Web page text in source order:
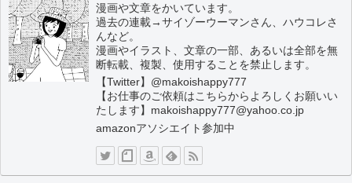
漫画や文章をかいています。
過去の連載→サイゾーウーマンさん、ハウコレさ
んなど。
漫画やイラスト、文章の一部、あるいは全部を無
断転載、複製、使用することを禁止します。
【Twitter】@makoishappy777
【お仕事のご依頼はこちらからよろしくお願いい
たします】makoishappy777@yahoo.co.jp
amazonアソシエイト参加中